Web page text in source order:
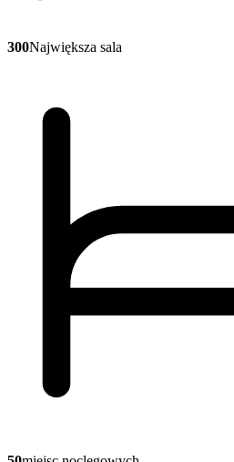
300Największa sala